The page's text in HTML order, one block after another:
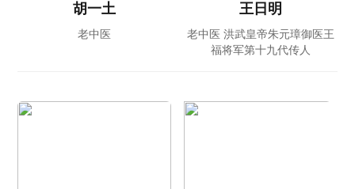
胡一土
老中医
王日明
老中医 洪武皇帝朱元璋御医王
福将军第十九代传人